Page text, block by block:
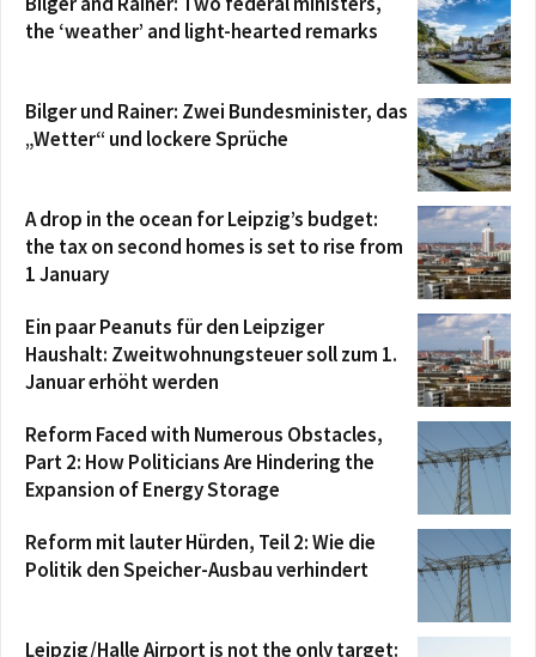
the ‘weather’ and light-hearted remarks
Bilger und Rainer: Zwei Bundesminister, das
„Wetter“ und lockere Sprüche
A drop in the ocean for Leipzig’s budget:
the tax on second homes is set to rise from
1 January
Ein paar Peanuts für den Leipziger
Haushalt: Zweitwohnungsteuer soll zum 1.
Januar erhöht werden
Reform Faced with Numerous Obstacles,
Part 2: How Politicians Are Hindering the
Expansion of Energy Storage
Reform mit lauter Hürden, Teil 2: Wie die
Politik den Speicher-Ausbau verhindert
Leipzig/Halle Airport is not the only target: